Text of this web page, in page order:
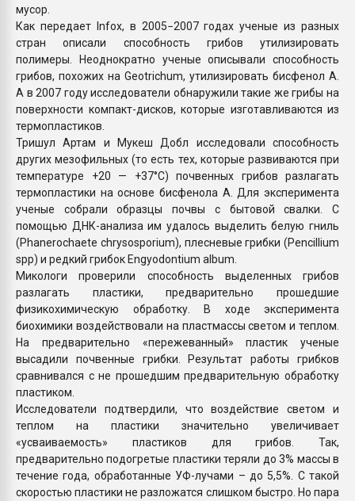
мусор.
Как передает Infox, в 2005−2007 годах ученые из разных
стран описали способность грибов утилизировать
полимеры. Неоднократно ученые описывали способность
грибов, похожих на Geotrichum, утилизировать бисфенол А.
А в 2007 году исследователи обнаружили такие же грибы на
поверхности компакт-дисков, которые изготавливаются из
термопластиков.
Тришул Артам и Мукеш Добл исследовали способность
других мезофильных (то есть тех, которые развиваются при
температуре +20 — +37°С) почвенных грибов разлагать
термопластики на основе бисфенола А. Для эксперимента
ученые собрали образцы почвы с бытовой свалки. С
помощью ДНК-анализа им удалось выделить белую гниль
(Phanerochaete chrysosporium), плесневые грибки (Pencillium
spp) и редкий грибок Engyodontium album.
Микологи проверили способность выделенных грибов
разлагать пластики, предварительно прошедшие
физикохимическую обработку. В ходе эксперимента
биохимики воздействовали на пластмассы светом и теплом.
На предварительно «пережеванный» пластик ученые
высадили почвенные грибки. Результат работы грибков
сравнивался с не прошедшим предварительную обработку
пластиком.
Исследователи подтвердили, что воздействие светом и
теплом на пластики значительно увеличивает
«усваиваемость» пластиков для грибов. Так,
предварительно подогретые пластики теряли до 3% массы в
течение года, обработанные УФ-лучами – до 5,5%. С такой
скоростью пластики не разложатся слишком быстро. Но пара